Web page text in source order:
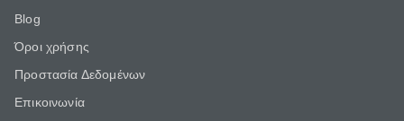
Blog
Όροι χρήσης
Προστασία Δεδομένων
Επικοινωνία